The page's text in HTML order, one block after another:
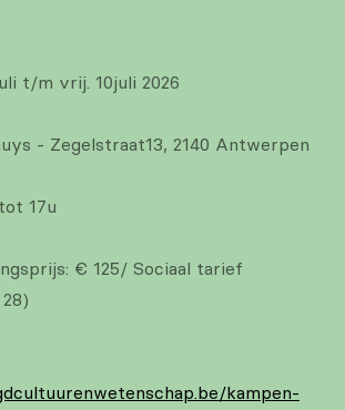
t/m vrij. 10juli 2026
- Zegelstraat13, 2140 Antwerpen
17u
€ 125/ Sociaal tarief
kampen-